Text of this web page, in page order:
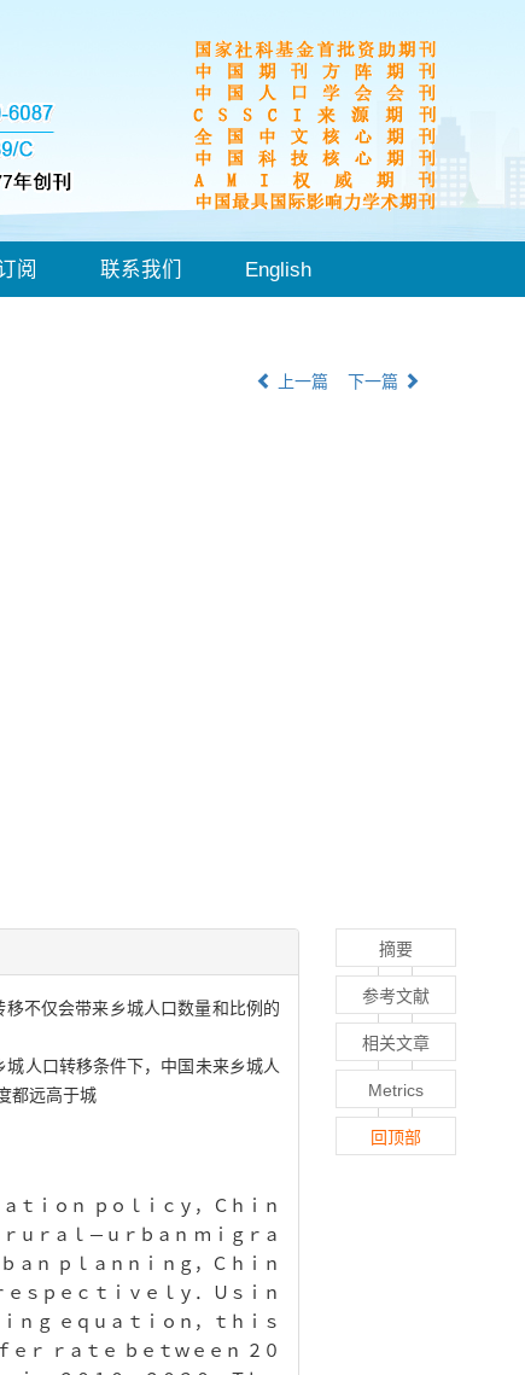
阅 联系我们 English
上一篇 下一篇
移不仅会带来乡城人口数量和比例的
城人口转移条件下， 中国未来乡城人
都远高于城
ｔｉｏｎ ｐｏｌｉｃｙ ，
Ｃｈｉｎ
ｕｒａｌ － ｕｒｂａｎ ｍｉｇｒａ
ａｎ ｐｌａｎｎｉｎｇ ，
Ｃｈｉｎ
ｅｓｐｅｃｔｉｖｅｌｙ．Ｕｓｉｎ
ｉｎｇ ｅｑｕａｔｉｏｎ ，
ｔｈｉｓ
ｅｒ ｒａｔｅ ｂｅｔｗｅｅｎ
２０
摘要
参考文献
相关文章
Metrics
回顶部